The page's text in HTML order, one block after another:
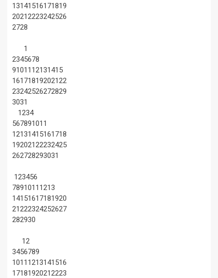
13141516171819
20212223242526
2728
1
2345678
91011 12131415
16171819202122
23242526272829
3031
1234
567891011
12131415161718
19202122232425
262728293031
123456
7891011 1213
14151617181920
21222324252627
282930
12
3456789
1011 1213141516
17181920212223